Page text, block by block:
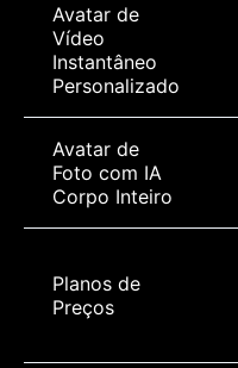
Avatar de
Vídeo
Instantâneo
Personalizado
Avatar de
Foto com IA
Corpo Inteiro
Planos de
Preços